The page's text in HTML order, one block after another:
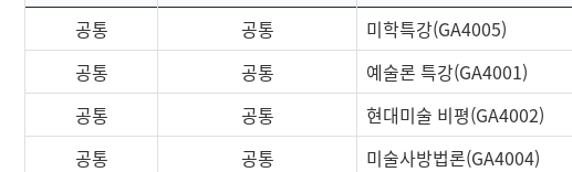
공통
공통 미학특강(GA4005)
공통
공통 예술론 특강(GA4001)
공통
공통 현대미술 비평(GA4002)
공통
공통 미술사방법론(GA4004)